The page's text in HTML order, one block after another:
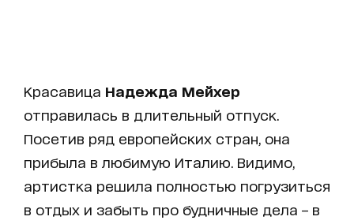
Красавица Надежда Мейхер
отправилась в длительный отпуск.
Посетив ряд европейских стран, она
прибыла в любимую Италию. Видимо,
артистка решила полностью погрузиться
в отдых и забыть про будничные дела – в